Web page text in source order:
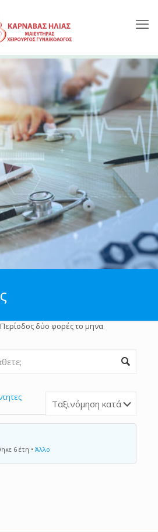
Περίοδος δύο φορές το μηνα
6 έτη • Άλλο